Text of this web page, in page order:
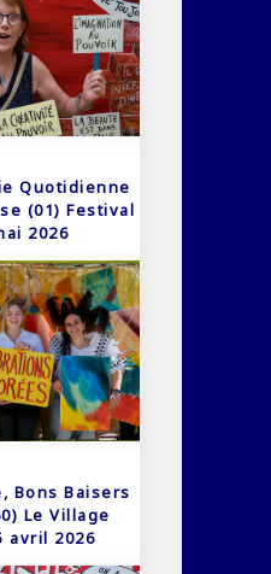
Quotidienne
(01) Festival
2026
Bons Baisers
Le Village
avril 2026